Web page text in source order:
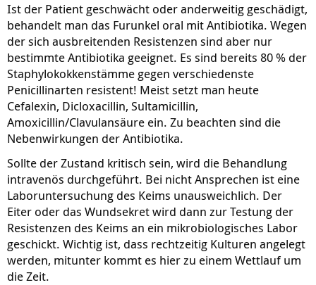
Ist der Patient geschwächt oder anderweitig geschädigt,
behandelt man das Furunkel oral mit Antibiotika. Wegen
der sich ausbreitenden Resistenzen sind aber nur
bestimmte Antibiotika geeignet. Es sind bereits 80 % der
Staphylokokkenstämme gegen verschiedenste
Penicillinarten resistent! Meist setzt man heute
Cefalexin, Dicloxacillin, Sultamicillin,
Amoxicillin/Clavulansäure ein. Zu beachten sind die
Nebenwirkungen der Antibiotika.
Sollte der Zustand kritisch sein, wird die Behandlung
intravenös durchgeführt. Bei nicht Ansprechen ist eine
Laboruntersuchung des Keims unausweichlich. Der
Eiter oder das Wundsekret wird dann zur Testung der
Resistenzen des Keims an ein mikrobiologisches Labor
geschickt. Wichtig ist, dass rechtzeitig Kulturen angelegt
werden, mitunter kommt es hier zu einem Wettlauf um
die Zeit.